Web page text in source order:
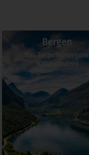
Bergen
Das Tor zu Norwegens
Naturwundern